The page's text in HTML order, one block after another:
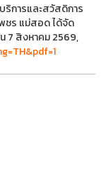
ริการและสวัสดิการ
ชร แม่สอด ได้จัด
7 สิงหาคม 2569,